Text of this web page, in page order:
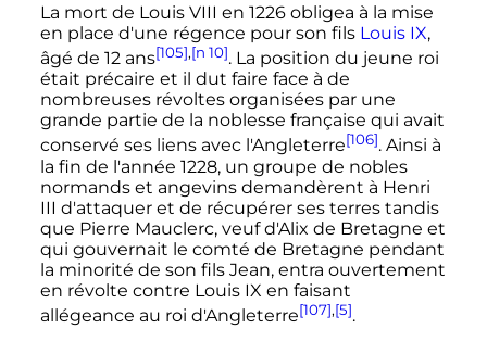
La mort de Louis VIII en 1226 obligea à la mise
en place d'une régence pour son fils Louis IX,
âgé de 12 ans[105],[n 10]. La position du jeune roi
était précaire et il dut faire face à de
nombreuses révoltes organisées par une
grande partie de la noblesse française qui avait
conservé ses liens avec l'Angleterre[106]. Ainsi à
la fin de l'année 1228, un groupe de nobles
normands et angevins demandèrent à Henri
III d'attaquer et de récupérer ses terres tandis
que Pierre Mauclerc, veuf d'Alix de Bretagne et
qui gouvernait le comté de Bretagne pendant
la minorité de son fils Jean, entra ouvertement
en révolte contre Louis IX en faisant
allégeance au roi d'Angleterre[107],[5].